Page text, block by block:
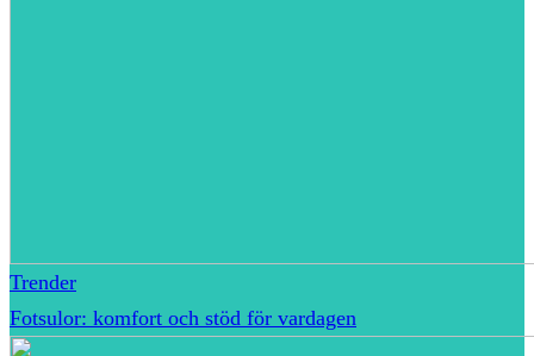
Trender
Fotsulor: komfort och stöd för vardagen